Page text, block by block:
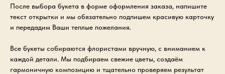
После выбора букета в форме оформления заказа, напишите
текст открытки и мы обязательно подпишем красивую карточку
и передадим Ваши теплые пожелания.
Все букеты собираются флористами вручную, с вниманием к
каждой детали. Мы подбираем свежие цветы, создаём
гармоничную композицию и тщательно проверяем результат